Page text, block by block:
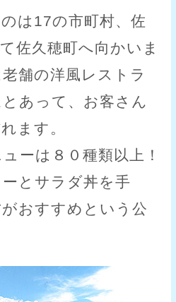
は17の市町村、佐
佐久穂町へ向かいま
舗の洋風レストラ
あって、お客さん
ます。
ーは８０種類以上！
とサラダ丼を手
おすすめという公